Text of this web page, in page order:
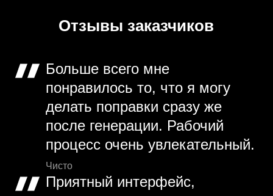
Отзывы заказчиков
Больше всего мне
понравилось то, что я могу
делать поправки сразу же
после генерации. Рабочий
процесс очень увлекательный.
Чисто
Приятный интерфейс,